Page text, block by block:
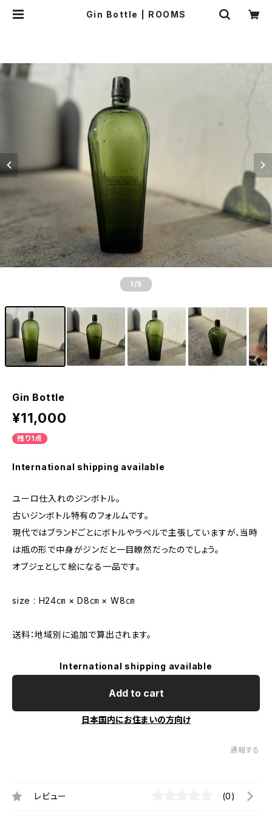
Gin Bottle | ROOMS
1 /5
Gin Bottle
¥11,000
残り1点
International shipping available
ユーロ仕入れのジンボトル。
古いジンボトル特有のフォルムです。
現代ではブランドごとにボトルやラベルで主張していますが、当時
は瓶の形で中身がジンだと一目瞭然だったのでしょう。
オブジェとして絵になる一品です。
size : H24㎝ × D8㎝ × W8㎝
送料：地域別に追加で算出されます。
International shipping available
Add to cart
日本国内にお住まいの方向け
通報する
レビュー (0)